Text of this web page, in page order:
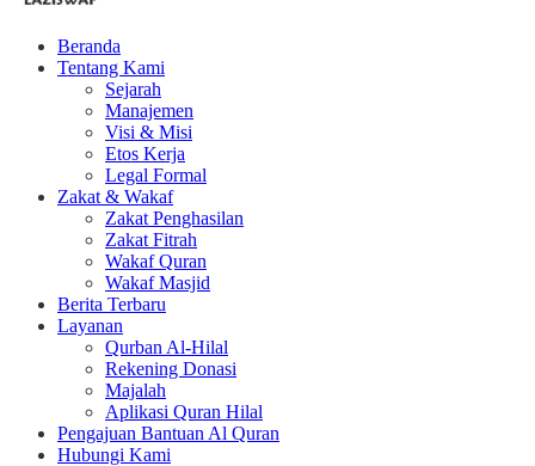
Beranda
Tentang Kami
Sejarah
Manajemen
Visi & Misi
Etos Kerja
Legal Formal
Zakat & Wakaf
Zakat Penghasilan
Zakat Fitrah
Wakaf Quran
Wakaf Masjid
Berita Terbaru
Layanan
Qurban Al-Hilal
Rekening Donasi
Majalah
Aplikasi Quran Hilal
Pengajuan Bantuan Al Quran
Hubungi Kami